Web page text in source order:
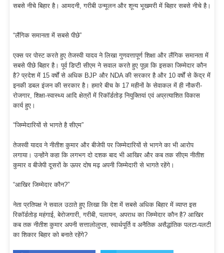
सबसे नीचे बिहार है। आमदनी, गरीबी उन्मूलन और शून्य भूखमरी में बिहार सबसे नीचे है।
“लैंगिक समानता में सबसे पीछे”
एक्स पर पोस्ट करते हुए तेजस्वी यादव ने लिखा गुणवत्तापूर्ण शिक्षा और लैंगिक समानता में
सबसे पीछे बिहार है। पूर्व डिप्टी सीएम ने सवाल करते हुए पूछा कि इसका जिम्मेदार कौन
है? प्रदेश में 15 वर्षों से अधिक BJP और NDA की सरकार है और 10 वर्षों से केंद्र में
इनकी डबल इंजन की सरकार है। हमारे बीच के 17 महीनों के सेवाकल में ही नौकरी-
रोजगार, शिक्षा-स्वास्थ्य आदि क्षेत्रों में रिकॉर्डतोड़ नियुक्तियां एवं अप्रत्याशित विकास
कार्य हुए।
“जिम्मेदारियों से भागते है सीएम”
तेजस्वी यादव ने नीतीश कुमार और बीजेपी पर जिम्मेदारियों से भागने का भी आरोप
लगाया। उन्होंने कहा कि लगभग दो दशक बाद भी आखिर और कब तक सीएम नीतीश
कुमार व बीजेपी दूसरों के ऊपर दोष मढ़ अपनी जिम्मेदारी से भागते रहेंगे।
“आखिर जिम्मेदार कौन?”
नेता प्रतिपक्ष ने सवाल उठाते हुए लिखा कि देश में सबसे अधिक बिहार में व्याप्त इस
रिकॉर्डतोड़ महंगाई, बेरोजगारी, गरीबी, पलायन, अपराध का जिम्मेदार कौन है? आखिर
कब तक नीतीश कुमार अपनी सत्तालोलुप्ता, स्वार्थपूर्ति व अनैतिक असैद्धांतिक पलटा-पलटी
का शिकार बिहार को बनाते रहेंगे?